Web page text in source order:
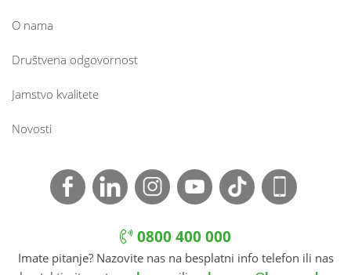
O nama
Društvena odgovornost
Jamstvo kvalitete
Novosti
0800 400 000
Imate pitanje? Nazovite nas na besplatni info telefon ili nas